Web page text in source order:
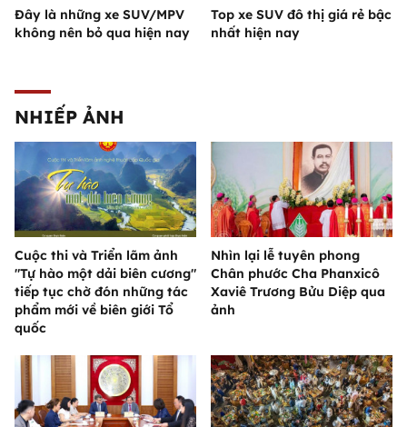
Đây là những xe SUV/MPV
không nên bỏ qua hiện nay
Top xe SUV đô thị giá rẻ bậc
nhất hiện nay
NHIẾP ẢNH
Cuộc thi và Triển lãm ảnh
"Tự hào một dải biên cương"
tiếp tục chờ đón những tác
phẩm mới về biên giới Tổ
quốc
Nhìn lại lễ tuyên phong
Chân phước Cha Phanxicô
Xaviê Trương Bửu Diệp qua
ảnh